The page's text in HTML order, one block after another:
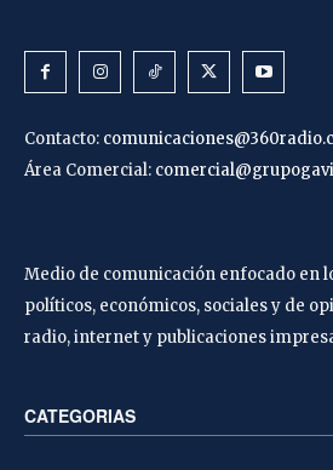
Contacto:
Área Comercial:
Medio de comunicación enfocado en
políticos, económicos, sociales y de
radio, internet y publicaciones
CATEGORIAS